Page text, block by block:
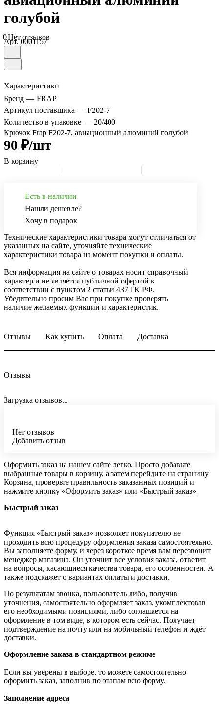
голубой
0Нет отзывов
Арт.0001157
Характеристики
Бренд — FRAP
Артикул поставщика — F202-7
Количество в упаковке — 20/400
Крючок Frap F202-7, авиационный алюминий голубой
90 ₽/шт
В корзину
Есть в наличии
Нашли дешевле?
Хочу в подарок
Технические характеристики товара могут отличаться от
указанных на сайте, уточняйте технические
характеристики товара на момент покупки и оплаты.
Вся информация на сайте о товарах носит справочный
характер и не является публичной офертой в
соответствии с пунктом 2 статьи 437 ГК РФ.
Убедительно просим Вас при покупке проверять
наличие желаемых функций и характеристик.
Отзывы Как купить Оплата Доставка
Отзывы
Загрузка отзывов...
Нет отзывов
Добавить отзыв
Оформить заказ на нашем сайте легко. Просто добавьте
выбранные товары в корзину, а затем перейдите на страницу
Корзина, проверьте правильность заказанных позиций и
нажмите кнопку «Оформить заказ» или «Быстрый заказ».
Быстрый заказ
Функция «Быстрый заказ» позволяет покупателю не
проходить всю процедуру оформления заказа самостоятельно.
Вы заполняете форму, и через короткое время вам перезвонит
менеджер магазина. Он уточнит все условия заказа, ответит
на вопросы, касающиеся качества товара, его особенностей. А
также подскажет о вариантах оплаты и доставки.
По результатам звонка, пользователь либо, получив
уточнения, самостоятельно оформляет заказ, укомплектовав
его необходимыми позициями, либо соглашается на
оформление в том виде, в котором есть сейчас. Получает
подтверждение на почту или на мобильный телефон и ждёт
доставки.
Оформление заказа в стандартном режиме
Если вы уверены в выборе, то можете самостоятельно
оформить заказ, заполнив по этапам всю форму.
Заполнение адреса